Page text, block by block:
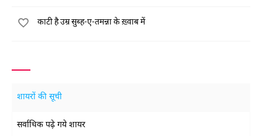
काटी है उम्र सुब्ह-ए-तमन्ना के ख़्वाब में
शायरों की सूची
सर्वाधिक पढ़े गये शायर